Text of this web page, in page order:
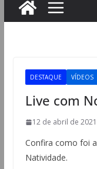
DESTAQUE VÍDEOS
Live com
12 de abril de 2021
Confira como foi
Natividade.